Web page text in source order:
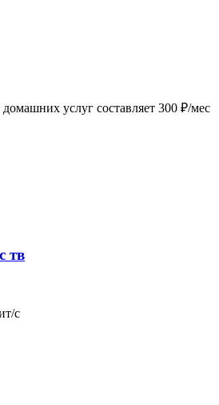
услуг составляет 300 ₽/мес
тв
с